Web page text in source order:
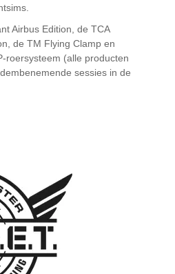
Airbus Edition, de TCA
de TM Flying Clamp en
roersysteem (alle producten
sessies in de